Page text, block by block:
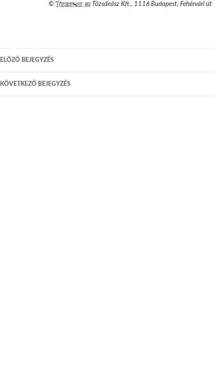
©
Tőzsdeász Kft., 1116 Budapest, Fehérvári út
Bejegyzés
navigáció
ELŐZŐ BEJEGYZÉS
KÖVETKEZŐ BEJEGYZÉS